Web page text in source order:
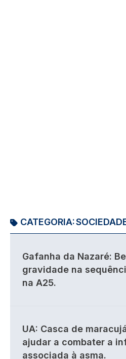
CATEGORIA:
Gafanha da Nazaré:
gravidade na
na A25.
UA: Casca de
ajudar a combater a
associada à asma.